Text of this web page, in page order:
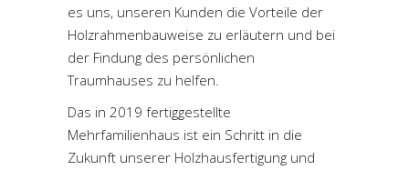
es uns, unseren Kunden die Vorteile der
Holzrahmenbauweise zu erläutern und bei
der Findung des persönlichen
Traumhauses zu helfen.
Das in 2019 fertiggestellte
Mehrfamilienhaus ist ein Schritt in die
Zukunft unserer Holzhausfertigung und